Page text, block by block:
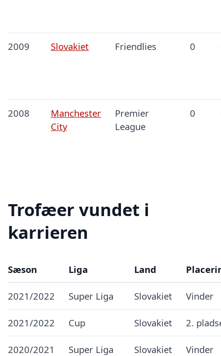
2009 Slovakiet Friendlies 0
2008
Manchester
City
Premier
League
0
Trofæer vundet i
karrieren
Sæson Liga Land
2021/2022 Super Liga Slovakiet Vinder
2021/2022 Cup Slovakiet 2.
2020/2021 Super Liga Slovakiet Vinder